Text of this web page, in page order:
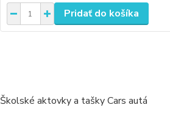
Pridať do košíka
Školské aktovky a tašky Cars autá